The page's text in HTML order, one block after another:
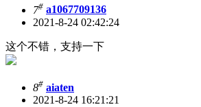
7# a1067709136
2021-8-24 02:42:24
这个不错，支持一下
8# aiaten
2021-8-24 16:21:21